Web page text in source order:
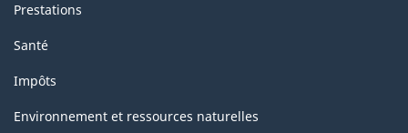
Prestations
Santé
Impôts
Environnement et ressources naturelles